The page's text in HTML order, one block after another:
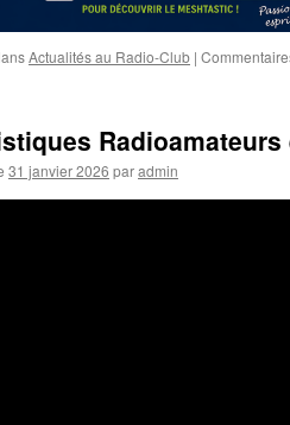
Actualités au Radio-Club |
31 janvier 2026 paradmin